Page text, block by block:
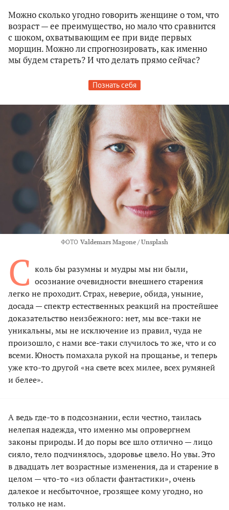
Можно сколько угодно говорить женщине о том, что
возраст — ее преимущество, но мало что сравнится
с шоком, охватывающим ее при виде первых
морщин. Можно ли спрогнозировать, как именно
мы будем стареть? И что делать прямо сейчас?
Познать себя
ФОТО Valdemars Magone / Unsplash
С коль бы разумны и мудры мы ни были,
осознание очевидности внешнего старения
легко не проходит. Страх, неверие, обида, уныние,
досада — спектр естественных реакций на простейшее
доказательство неизбежного: нет, мы все-таки не
уникальны, мы не исключение из правил, чуда не
произошло, с нами все-таки случилось то же, что и со
всеми. Юность помахала рукой на прощанье, и теперь
уже кто-то другой «на свете всех милее, всех румяней
и белее».
А ведь где-то в подсознании, если честно, таилась
нелепая надежда, что именно мы опровергнем
законы природы. И до поры все шло отлично — лицо
сияло, тело подчинялось, здоровье цвело. Но увы. Это
в двадцать лет возрастные изменения, да и старение в
целом — что-то «из области фантастики», очень
далекое и несбыточное, грозящее кому угодно, но
только не нам.